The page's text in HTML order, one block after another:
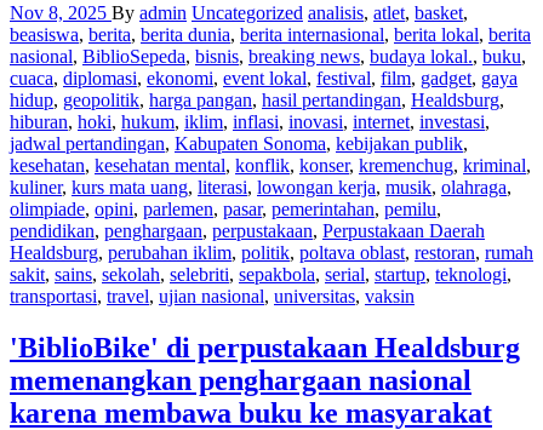
Nov 8, 2025 By admin Uncategorized analisis, atlet, basket,
beasiswa, berita, berita dunia, berita internasional, berita lokal, berita
nasional, BiblioSepeda, bisnis, breaking news, budaya lokal., buku,
cuaca, diplomasi, ekonomi, event lokal, festival, film, gadget, gaya
hidup, geopolitik, harga pangan, hasil pertandingan, Healdsburg,
hiburan, hoki, hukum, iklim, inflasi, inovasi, internet, investasi,
jadwal pertandingan, Kabupaten Sonoma, kebijakan publik,
kesehatan, kesehatan mental, konflik, konser, kremenchug, kriminal,
kuliner, kurs mata uang, literasi, lowongan kerja, musik, olahraga,
olimpiade, opini, parlemen, pasar, pemerintahan, pemilu,
pendidikan, penghargaan, perpustakaan, Perpustakaan Daerah
Healdsburg, perubahan iklim, politik, poltava oblast, restoran, rumah
sakit, sains, sekolah, selebriti, sepakbola, serial, startup, teknologi,
transportasi, travel, ujian nasional, universitas, vaksin
'BiblioBike' di perpustakaan Healdsburg
memenangkan penghargaan nasional
karena membawa buku ke masyarakat